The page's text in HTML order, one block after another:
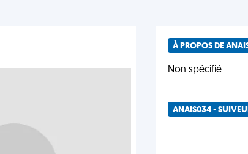
À PROPOS DE
Non spécifié
ANAIS034 -